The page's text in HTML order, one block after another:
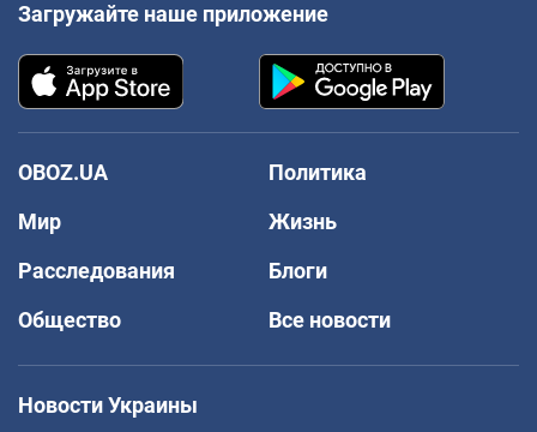
Загружайте наше приложение
OBOZ.UA
Политика
Мир
Жизнь
Расследования
Блоги
Общество
Все новости
Новости Украины